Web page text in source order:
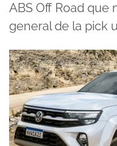
ABS Off Road que
general de la pick